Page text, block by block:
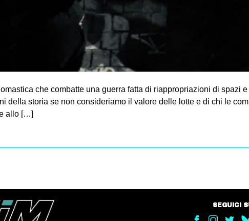
che combatte una guerra fatta di riappropriazioni di spazi e
della storia se non consideriamo il valore delle lotte e di chi le
allo […]
SEGUICI